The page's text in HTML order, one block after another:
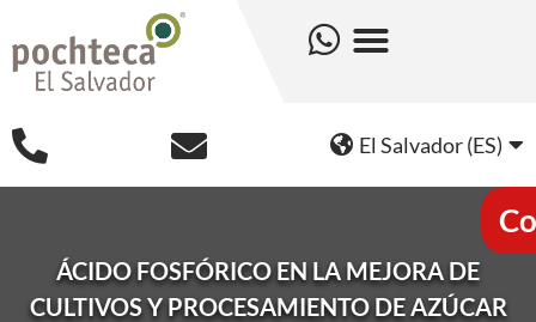
El Salvador (ES)
ÁCIDO FOSFÓRICO EN LA MEJORA DE
CULTIVOS Y PROCESAMIENTO DE AZÚCAR